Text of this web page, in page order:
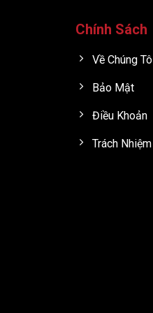
Chính Sách
Về Chúng
Bảo Mật
Điều Khoản
Trách Nhiệm